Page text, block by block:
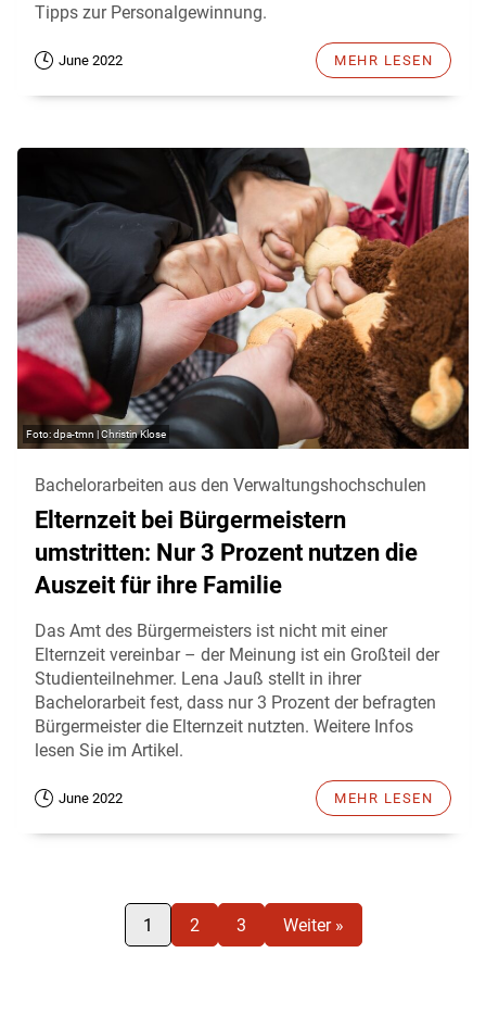
Tipps zur Personalgewinnung.
June 2022 MEHR LESEN
dpa-tmn | Christin Klose
Bachelorarbeiten aus den Verwaltungshochschulen
Elternzeit bei Bürgermeistern
umstritten: Nur 3 Prozent nutzen die
Auszeit für ihre Familie
Das Amt des Bürgermeisters ist nicht mit einer
Elternzeit vereinbar – der Meinung ist ein Großteil der
Studienteilnehmer. Lena Jauß stellt in ihrer
Bachelorarbeit fest, dass nur 3 Prozent der befragten
Bürgermeister die Elternzeit nutzten. Weitere Infos
lesen Sie im Artikel.
June 2022 MEHR LESEN
1 2 3 Weiter »